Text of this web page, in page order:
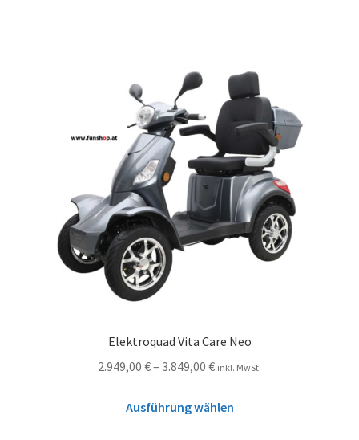
Elektroquad Vita Care Neo
2.949,00 €– 3.849,00 € inkl. MwSt.
Ausführung wählen